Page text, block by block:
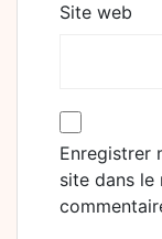
Site web
Enregistrer
site dans le